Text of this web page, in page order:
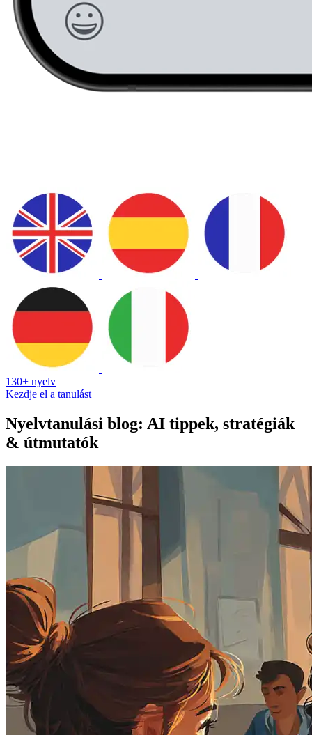
130+ nyelv
Kezdje el a tanulást
Nyelvtanulási blog: AI tippek, stratégiák
& útmutatók